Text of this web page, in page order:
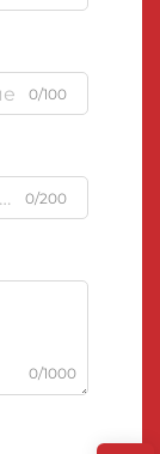
0/100
0/200
0/1000